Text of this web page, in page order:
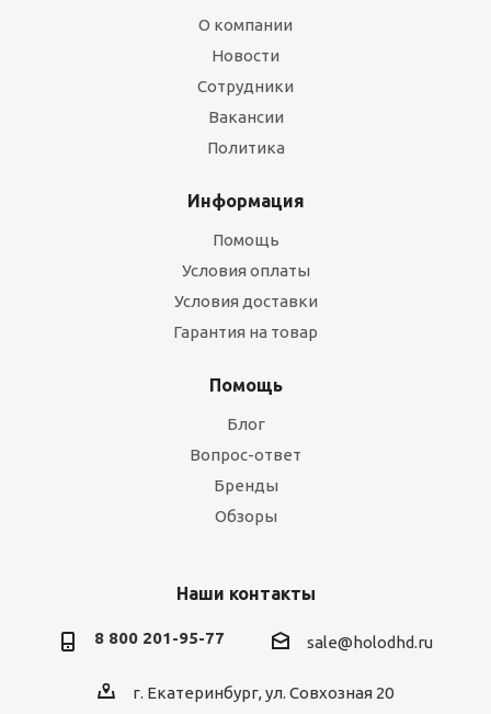
О компании
Новости
Сотрудники
Вакансии
Политика
Информация
Помощь
Условия оплаты
Условия доставки
Гарантия на товар
Помощь
Блог
Вопрос-ответ
Бренды
Обзоры
Наши контакты
8 800 201-95-77 sale@holodhd.ru
г. Екатеринбург, ул. Совхозная 20